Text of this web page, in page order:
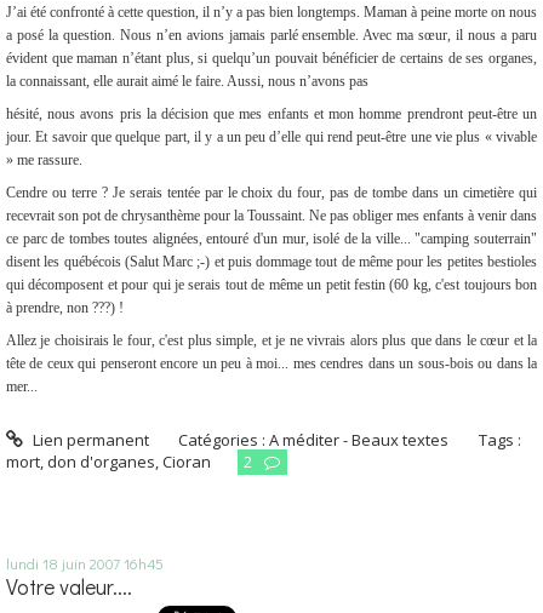
J’ai été confronté à cette question, il n’y a pas bien longtemps. Maman à peine morte on nous
a posé la question. Nous n’en avions jamais parlé ensemble. Avec ma sœur, il nous a paru
évident que maman n’étant plus, si quelqu’un pouvait bénéficier de certains de ses organes,
la connaissant, elle aurait aimé le faire. Aussi, nous n’avons pas
hésité, nous avons pris la décision que mes enfants et mon homme prendront peut-être un
jour. Et savoir que quelque part, il y a un peu d’elle qui rend peut-être une vie plus « vivable
» me rassure.
Cendre ou terre ? Je serais tentée par le choix du four, pas de tombe dans un cimetière qui
recevrait son pot de chrysanthème pour la Toussaint. Ne pas obliger mes enfants à venir dans
ce parc de tombes toutes alignées, entouré d'un mur, isolé de la ville... "camping souterrain"
disent les québécois (Salut Marc ;-) et puis dommage tout de même pour les petites bestioles
qui décomposent et pour qui je serais tout de même un petit festin (60 kg, c'est toujours bon
à prendre, non ???) !
Allez je choisirais le four, c'est plus simple, et je ne vivrais alors plus que dans le cœur et la
tête de ceux qui penseront encore un peu à moi... mes cendres dans un sous-bois ou dans la
mer...
Lien permanent Catégories :A méditer - Beaux textes
Tags :
mort, don d'organes,Cioran 2
lundi 18 juin 200716h45
Votre valeur....